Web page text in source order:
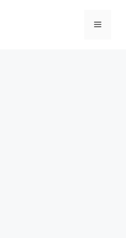
메